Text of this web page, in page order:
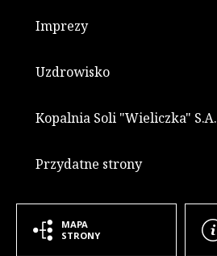
Imprezy
Uzdrowisko
Kopalnia Soli "Wieliczka" S.A.
Przydatne strony
Informacje dodatkowe
MAPA
STRONY